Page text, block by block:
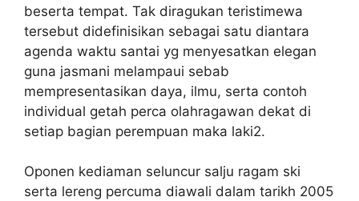
beserta tempat. Tak diragukan teristimewa
tersebut didefinisikan sebagai satu diantara
agenda waktu santai yg menyesatkan elegan
guna jasmani melampaui sebab
mempresentasikan daya, ilmu, serta contoh
individual getah perca olahragawan dekat di
setiap bagian perempuan maka laki2.
Oponen kediaman seluncur salju ragam ski
serta lereng percuma diawali dalam tarikh 2005